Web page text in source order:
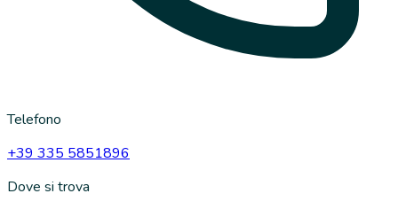
Telefono
+39 335 5851896
Dove si trova